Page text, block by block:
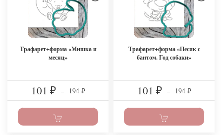
Трафарет+форма «Мишка и
месяц»
101 ₽ – 194 ₽
Трафарет+форма «Песик с
бантом. Год собаки»
101 ₽ – 194 ₽